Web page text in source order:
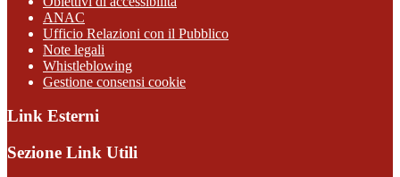
ANAC
Ufficio Relazioni con il Pubblico
Note legali
Whistleblowing
Gestione consensi cookie
Link Esterni
Sezione Link Utili